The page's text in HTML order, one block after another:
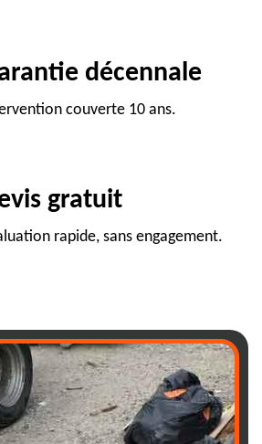
décennale
couverte 10 ans.
gratuit
rapide, sans engagement.